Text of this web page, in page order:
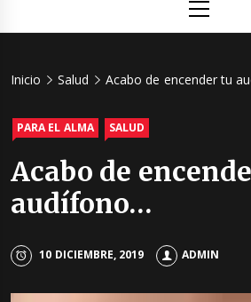
principal
Inicio Salud Acabo de encender tu
PARA EL ALMA SALUD
Acabo de
audífono…
10 DICIEMBRE, 2019 ADMIN